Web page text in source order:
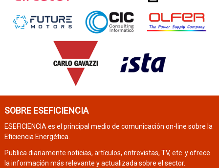
SOBRE ESEFICIENCIA
ESEFICIENCIA es el principal medio de comunicación on-line sobre la
Eficiencia Energética.
Publica diariamente noticias, artículos, entrevistas, TV, etc. y ofrece
la información más relevante y actualizada sobre el sector.